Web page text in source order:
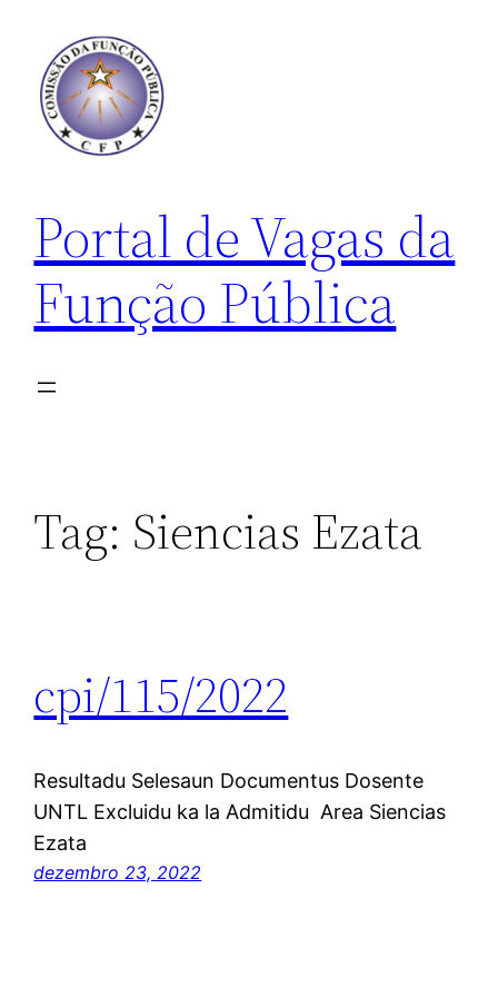
conteúdo
Portal de Vagas da
Função Pública
Tag: Siencias Ezata
cpi/115/2022
Resultadu Selesaun Documentus Dosente
UNTL Excluidu ka la Admitidu Area Siencias
Ezata
dezembro 23, 2022